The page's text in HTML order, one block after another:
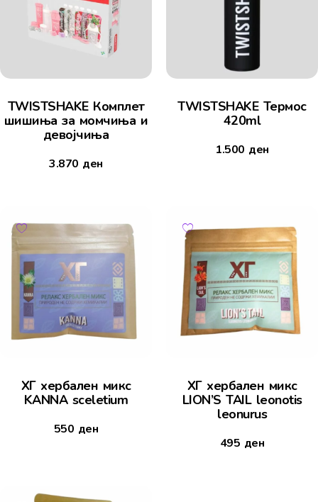
TWISTSHAKE Комплет
шишиња за момчиња и
девојчиња
3.870 ден
TWISTSHAKE Термос
420ml
1.500 ден
ХГ хербален микс
KANNA sceletium
550 ден
ХГ хербален микс
LION’S TAIL leonotis
leonurus
495 ден